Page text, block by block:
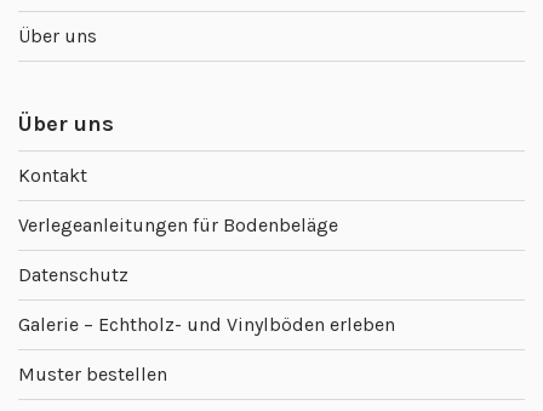
Über uns
Über uns
Kontakt
Verlegeanleitungen für Bodenbeläge
Datenschutz
Galerie – Echtholz- und Vinylböden erleben
Muster bestellen